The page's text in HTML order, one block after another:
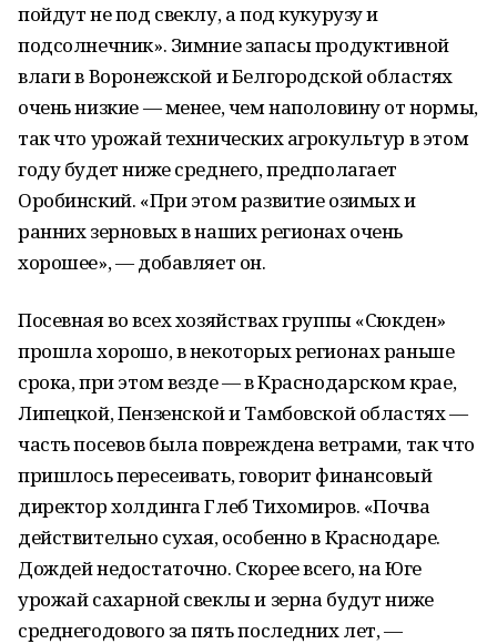
пойдут не под свеклу, а под кукурузу и
подсолнечник». Зимние запасы продуктивной
влаги в Воронежской и Белгородской областях
очень низкие — менее, чем наполовину от нормы,
так что урожай технических агрокультур в этом
году будет ниже среднего, предполагает
Оробинский. «При этом развитие озимых и
ранних зерновых в наших регионах очень
хорошее», — добавляет он.
Посевная во всех хозяйствах группы «Сюкден»
прошла хорошо, в некоторых регионах раньше
срока, при этом везде — в Краснодарском крае,
Липецкой, Пензенской и Тамбовской областях —
часть посевов была повреждена ветрами, так что
пришлось пересеивать, говорит финансовый
директор холдинга Глеб Тихомиров. «Почва
действительно сухая, особенно в Краснодаре.
Дождей недостаточно. Скорее всего, на Юге
урожай сахарной свеклы и зерна будут ниже
среднегодового за пять последних лет, —